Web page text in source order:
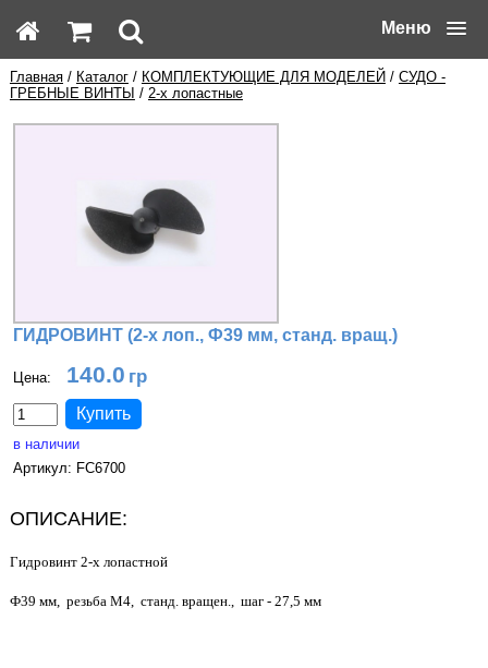
Меню
Главная/ Каталог/ КОМПЛЕКТУЮЩИЕ ДЛЯ МОДЕЛЕЙ / СУДО -
ГРЕБНЫЕ ВИНТЫ / 2-х лопастные
ГИДРОВИНТ (2-х лоп., Ф39 мм, станд. вращ.)
Цена: 140.0
в наличии
Артикул: FC6700
ОПИСАНИЕ:
Гидровинт 2-х лопастной
Ф39 мм, резьба М4, станд. вращен., шаг - 27,5 мм